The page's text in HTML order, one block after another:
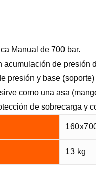
Manual de 700 bar.
acumulación de presión
presión y base
como una asa
de sobrecarga y
13 kg